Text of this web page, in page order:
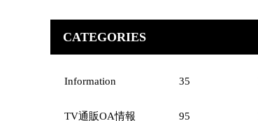
CATEGORIES
Information 35
TV通販OA情報 95